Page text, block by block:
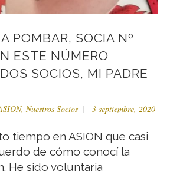
POMBAR, SOCIA Nº
ESTE NÚMERO
SOCIOS, MI PADRE
, Nuestros Socios 3 septiembre, 2020
tiempo en ASION que casi
de cómo conocí la
He sido voluntaria